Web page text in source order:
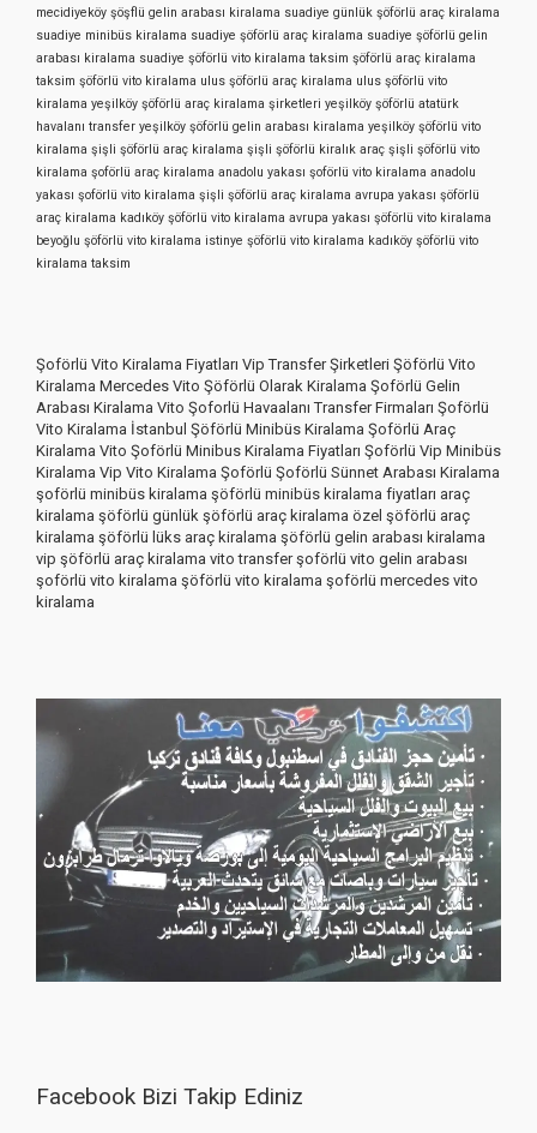
mecidiyeköy şöşflü gelin arabası kiralama suadiye günlük şöförlü araç kiralama
suadiye minibüs kiralama suadiye şöförlü araç kiralama suadiye şöförlü gelin
arabası kiralama suadiye şöförlü vito kiralama taksim şöförlü araç kiralama
taksim şöförlü vito kiralama ulus şöförlü araç kiralama ulus şöförlü vito
kiralama yeşilköy şöförlü araç kiralama şirketleri yeşilköy şöförlü atatürk
havalanı transfer yeşilköy şöförlü gelin arabası kiralama yeşilköy şöförlü vito
kiralama şişli şöförlü araç kiralama şişli şöförlü kiralık araç şişli şöförlü vito
kiralama şoförlü araç kiralama anadolu yakası şoförlü vito kiralama anadolu
yakası şoförlü vito kiralama şişli şöförlü araç kiralama avrupa yakası şöförlü
araç kiralama kadıköy şöförlü vito kiralama avrupa yakası şöförlü vito kiralama
beyoğlu şöförlü vito kiralama istinye şöförlü vito kiralama kadıköy şöförlü vito
kiralama taksim
Şoförlü Vito Kiralama Fiyatları Vip Transfer Şirketleri Şöförlü Vito
Kiralama Mercedes Vito Şöförlü Olarak Kiralama Şoförlü Gelin
Arabası Kiralama Vito Şoforlü Havaalanı Transfer Firmaları Şoförlü
Vito Kiralama İstanbul Şöförlü Minibüs Kiralama Şoförlü Araç
Kiralama Vito Şoförlü Minibus Kiralama Fiyatları Şoförlü Vip Minibüs
Kiralama Vip Vito Kiralama Şoförlü Şoförlü Sünnet Arabası Kiralama
şoförlü minibüs kiralama şöförlü minibüs kiralama fiyatları araç
kiralama şöförlü günlük şöförlü araç kiralama özel şöförlü araç
kiralama şöförlü lüks araç kiralama şöförlü gelin arabası kiralama
vip şöförlü araç kiralama vito transfer şoförlü vito gelin arabası
şoförlü vito kiralama şöförlü vito kiralama şoförlü mercedes vito
kiralama
Facebook Bizi Takip Ediniz